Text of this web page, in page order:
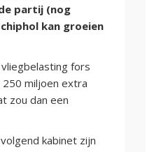
partij (nog
kan groeien
fors
250 miljoen extra
zou dan een
kabinet zijn